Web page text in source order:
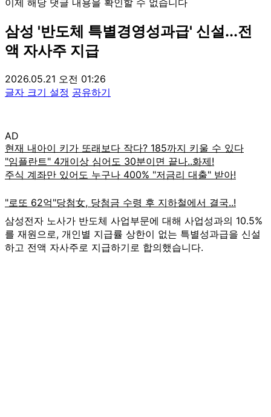
삼성 '반도체 특별경영성과급' 신설...전
액 자사주 지급
2026.05.21 오전 01:26
글자 크기 설정 공유하기
AD
삼성전자 노사가 반도체 사업부문에 대해 사업성과의 10.5%
를 재원으로, 개인별 지급률 상한이 없는 특별성과급을 신설
하고 전액 자사주로 지급하기로 합의했습니다.